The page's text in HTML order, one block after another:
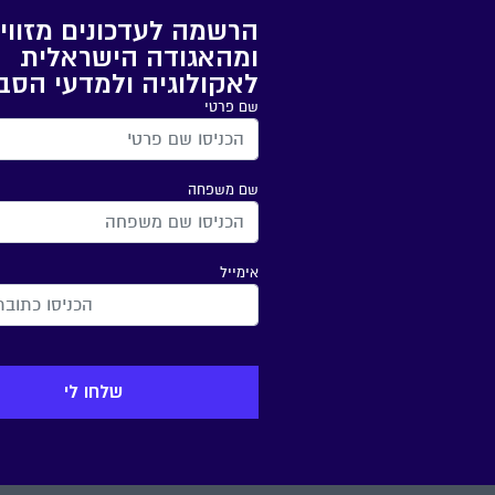
הרשמה לעדכונים
ומהאגודה הישראלית
לאקולוגיה ולמדעי
שם פרטי
שם משפחה
אימייל